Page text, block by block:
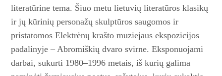
literatūrine tema. Šiuo metu lietuvių literatūros klasikų
ir jų kūrinių personažų skulptūros saugomos ir
pristatomos Elektrėnų krašto muziejaus ekspozicijos
padalinyje – Abromiškių dvaro svirne. Eksponuojami
darbai, sukurti 1980–1996 metais, iš kurių galima